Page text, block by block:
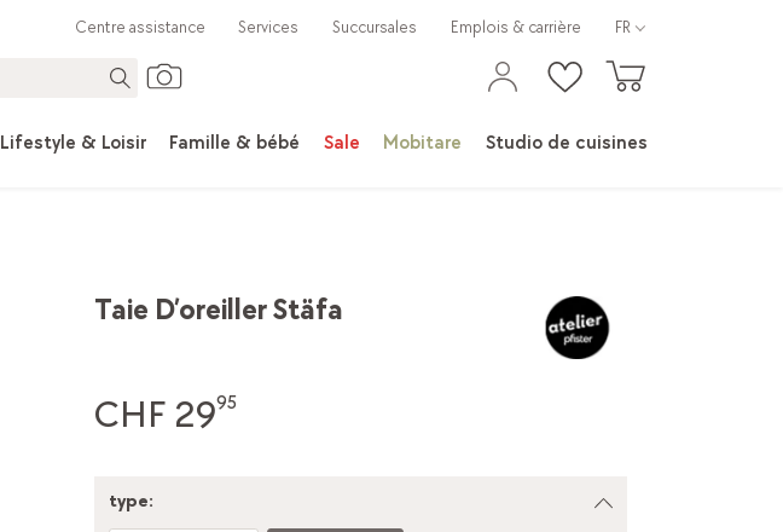
Lifestyle & Loisir Famille & bébé Sale Mobitare Studio de cuisines
Centre assistance Services Succursales Emplois & carrière FR
Taie D’oreiller Stäfa
CHF 2995
type: